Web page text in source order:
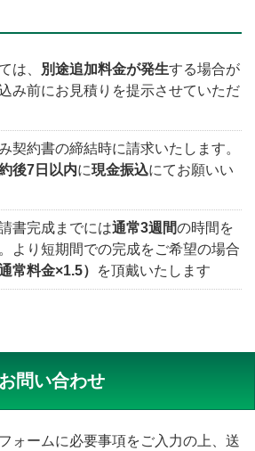
は、 別途追加料金が発生する場合が
み前にお見積りを提示させていただ
契約書の締結時に請求いたします。
後7日以内に現金振込にてお願いい
書完成までには通常3週間の時間を
より短期間での完成をご希望の場合
常料金×1.5） を頂戴いたします
お問い合わせ
ォームに必要事項をご入力の上、送